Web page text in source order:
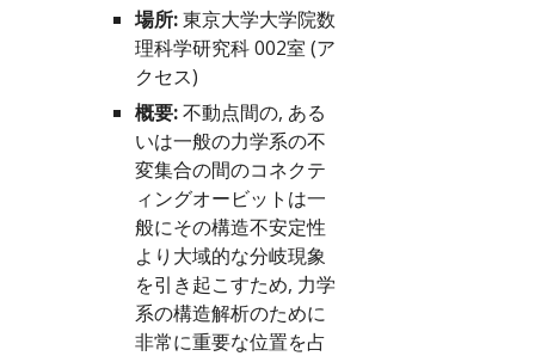
場所: 東京大学大学院数
理科学研究科 002室 (ア
クセス)
概要: 不動点間の, ある
いは一般の力学系の不
変集合の間のコネクテ
ィングオービットは一
般にその構造不安定性
より大域的な分岐現象
を引き起こすため, 力学
系の構造解析のために
非常に重要な位置を占